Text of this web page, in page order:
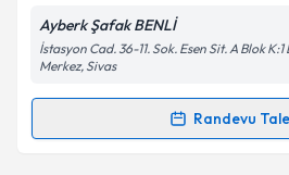
E-posta Adresiniz
Kişisel verilerimin
Metni'ni okudum ve kişisel
Ayberk Şafak BENLİ
İstasyon Cad. 36-11. Sok. Esen Sit. A Blok
Merkez, Sivas
Randevu
Randevu Takvimi Talebi